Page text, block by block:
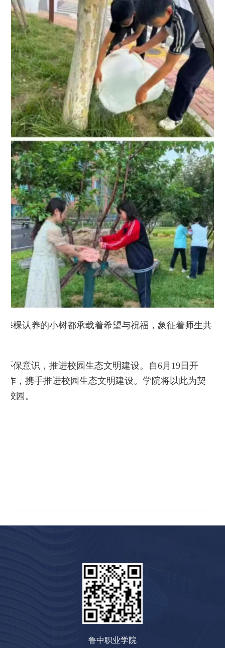
认养的小树都承载着希望与祝福，象征着师生共
意识，推进校园生态文明建设。自6月19日开
作，携手推进校园生态文明建设。学院将以此为契
校园。
鲁中职业学院